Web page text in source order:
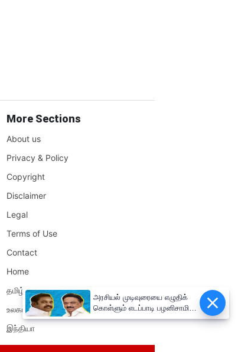
More Sections
About us
Privacy & Policy
Copyright
Disclaimer
Legal
Terms of Use
Contact
Home
தமிழ்நாடு
உலகம்
இந்தியா
அரசியல் முடிவுரையை எழுதிக்
கொள்ளும் எடப்பாடி பழனிசாமி!!
முதலமைச்சர் மு.க.ஸ்டாலின்